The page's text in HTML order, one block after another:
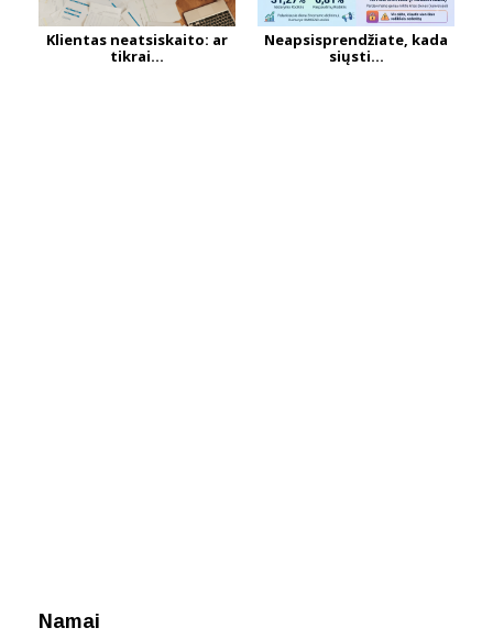
Klientas neatsiskaito: ar
tikrai...
Neapsisprendžiate, kada
siųsti...
Namai